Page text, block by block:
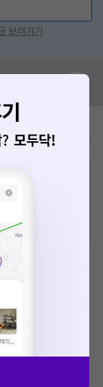
보러가기
비급여/급여 진료란?
있는 급여 진료 기준 가
원마다 금액이 다르게